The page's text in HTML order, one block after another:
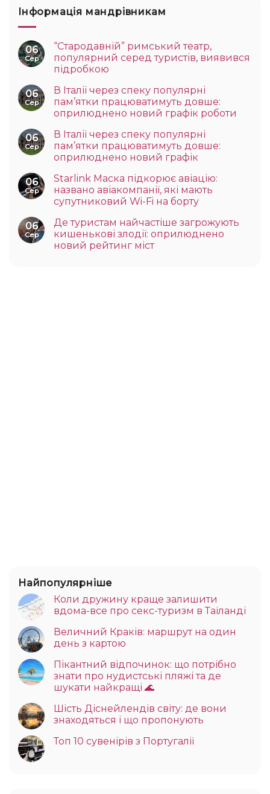
Інформація мандрівникам
06
Сер
“Стародавній” римський театр,
популярний серед туристів, виявився
підробкою
06
Сер
В Італії через спеку популярні
пам’ятки працюватимуть довше:
оприлюднено новий графік роботи
06
Сер
В Італії через спеку популярні
пам’ятки працюватимуть довше:
оприлюднено новий графік
06
Сер
Starlink Маска підкорює авіацію:
названо авіакомпанії, які мають
супутниковий Wi-Fi на борту
06
Сер
Де туристам найчастіше загрожують
кишенькові злодії: оприлюднено
новий рейтинг міст
Найпопулярніше
Коли дружину краще залишити
вдома-все про секс-туризм в Таїланді
Величний Краків: маршрут на один
день з картою
Пікантний відпочинок: що потрібно
знати про нудистські пляжі та де
шукати найкращі 🌊
Шість Діснейлендів світу: де вони
знаходяться і що пропонують
Топ 10 сувенірів з Португалії